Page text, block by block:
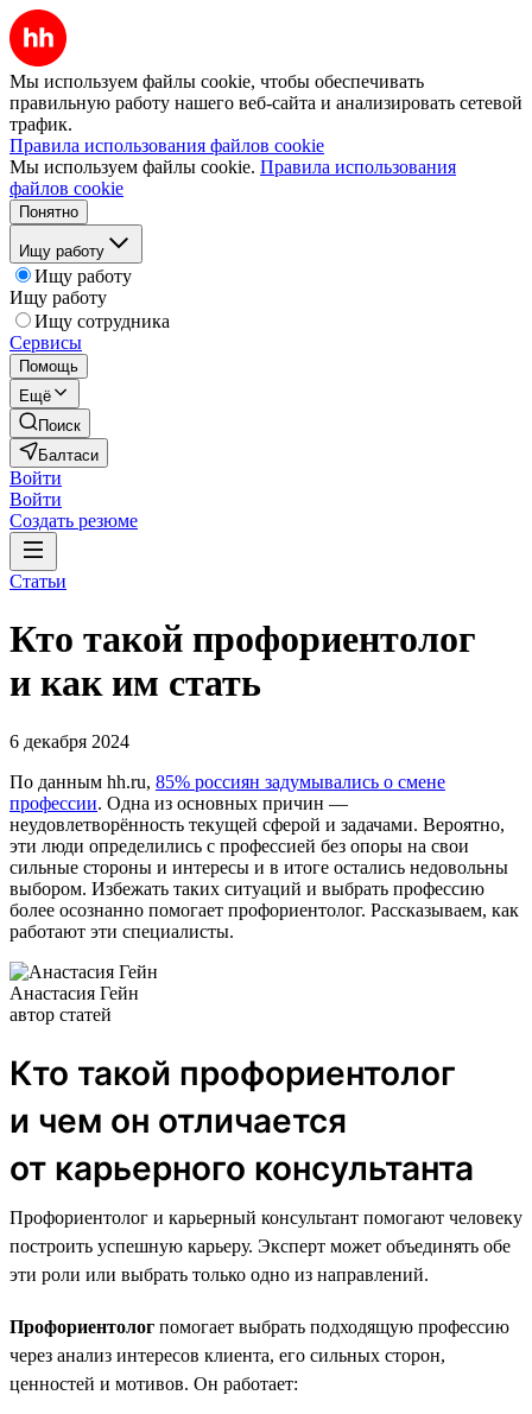
Мы используем файлы cookie, чтобы обеспечивать
правильную работу нашего веб-сайта и анализировать сетевой
трафик.
Правила использования файлов cookie
Мы используем файлы cookie. Правила использования
файлов cookie
Понятно
Ищу работу
Ищу работу
Ищу работу
Ищу сотрудника
Сервисы
Помощь
Ещё
Поиск
Балтаси
Войти
Войти
Создать резюме
Статьи
Кто такой профориентолог
и как им стать
6 декабря 2024
По данным hh.ru, 85% россиян задумывались о смене
профессии. Одна из основных причин —
неудовлетворённость текущей сферой и задачами. Вероятно,
эти люди определились с профессией без опоры на свои
сильные стороны и интересы и в итоге остались недовольны
выбором. Избежать таких ситуаций и выбрать профессию
более осознанно помогает профориентолог. Рассказываем, как
работают эти специалисты.
Анастасия Гейн
автор статей
Кто такой профориентолог
и чем он отличается
от карьерного консультанта
Профориентолог и карьерный консультант помогают человеку
построить успешную карьеру. Эксперт может объединять обе
эти роли или выбрать только одно из направлений.
Профориентолог помогает выбрать подходящую профессию
через анализ интересов клиента, его сильных сторон,
ценностей и мотивов. Он работает: